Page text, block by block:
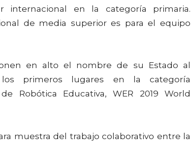
en la categoría primaria.
de media superior es para el equipo
en alto el nombre de su Estado al
los primeros lugares en la categoría
Robótica Educativa, WER 2019 World
muestra del trabajo colaborativo entre la